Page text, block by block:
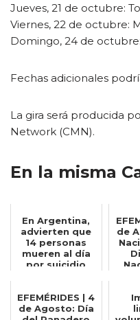
Jueves, 21 de octubre:
Viernes, 22 de octubre:
Domingo, 24 de
Fechas adicionales
La gira será producida
Network (CMN).
En la misma
En Argentina,
advierten que
14 personas
mueren al día
por suicidio
de
EFEMÉRIDES | 4
de Agosto: Día